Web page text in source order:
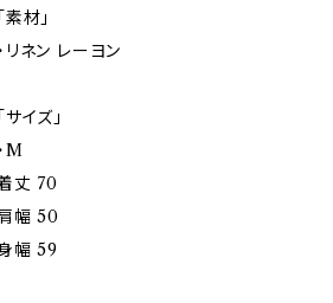
「素材」
リネン レーヨン
「サイズ」
M
丈 70
幅 50
幅 59